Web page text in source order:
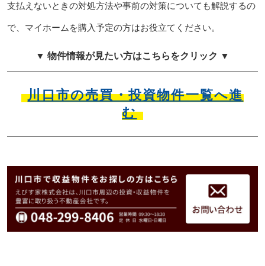
支払えないときの対処方法や事前の対策についても解説するの
で、マイホームを購入予定の方はお役立てください。
▼ 物件情報が見たい方はこちらをクリック ▼
川口市の売買・投資物件一覧へ進
む